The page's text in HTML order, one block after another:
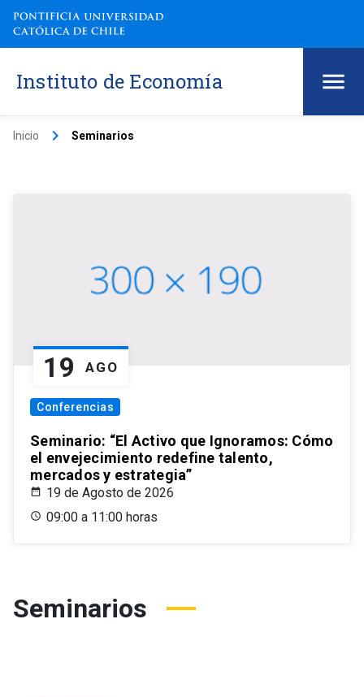
Instituto de Economía
Inicio keyboard_arrow_right Seminarios
19 AGO
Conferencias
Seminario: “El Activo que Ignoramos: Cómo
el envejecimiento redefine talento,
mercados y estrategia”
19 de Agosto de 2026
09:00 a 11:00 horas
Seminarios